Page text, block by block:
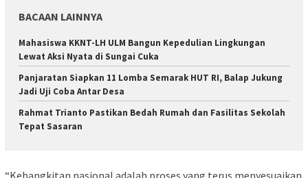
BACAAN LAINNYA
Mahasiswa KKNT-LH ULM Bangun Kepedulian Lingkungan
Lewat Aksi Nyata di Sungai Cuka
Panjaratan Siapkan 11 Lomba Semarak HUT RI, Balap Jukung
Jadi Uji Coba Antar Desa
Rahmat Trianto Pastikan Bedah Rumah dan Fasilitas Sekolah
Tepat Sasaran
“Kebangkitan nasional adalah proses yang terus menyesuaikan